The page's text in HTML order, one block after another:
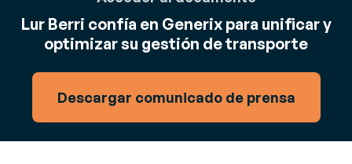
Lur Berri confía en Generix para unificar y
optimizar su gestión de transporte
Descargar comunicado de prensa